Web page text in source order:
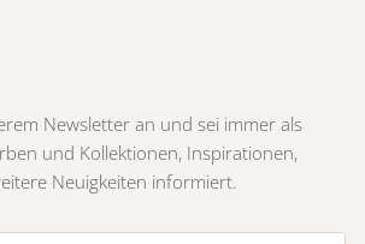
Newsletter an und sei immer als
und Kollektionen, Inspirationen,
Neuigkeiten informiert.